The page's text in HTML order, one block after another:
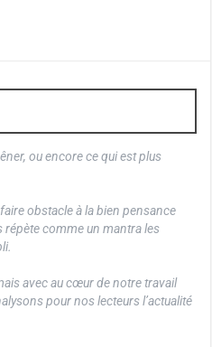
ou encore ce qui est plus
obstacle à la bien pensance
comme un mantra les
avec au cœur de notre travail
pour nos lecteurs l’actualité